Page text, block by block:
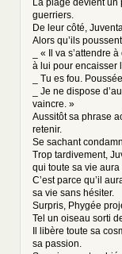
La plage devient un
guerriers.
De leur côté,
Alors qu’ils
_ « Il va s’attendre
à lui pour encaisser
_ Tu es fou.
_ Je ne dispose
vaincre. »
Aussitôt sa phrase
retenir.
Se sachant
Trop tardivement,
qui toute sa vie
C’est parce qu’il
sa vie sans hésiter.
Surpris, Phygée
Tel un oiseau sorti
Il libère toute sa
sa passion.